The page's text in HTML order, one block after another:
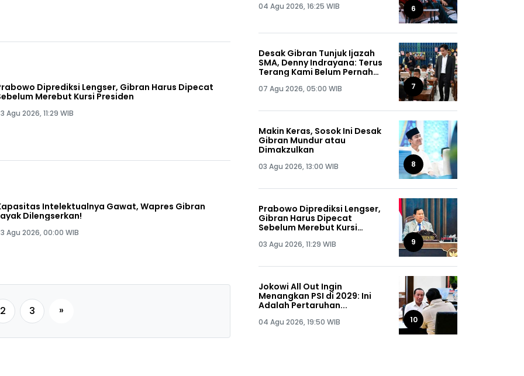
Diprediksi Lengser, Gibran Harus Dipecat
Merebut Kursi Presiden
Agu 2026, 11:29 WIB
Intelektualnya Gawat, Wapres Gibran
Dilengserkan!
Agu 2026, 00:00 WIB
2 3 »
04 Agu 2026, 16:25 WIB 6
Desak Gibran Tunjuk Ijazah
SMA, Denny Indrayana: Terus
Terang Kami Belum Pernah
07 Agu 2026, 05:00 WIB 7
Makin Keras, Sosok Ini Desak
Gibran Mundur atau
Dimakzulkan
03 Agu 2026, 13:00 WIB 8
Prabowo Diprediksi Lengser,
Gibran Harus Dipecat
Sebelum Merebut Kursi
03 Agu 2026, 11:29 WIB 9
Jokowi All Out Ingin
Menangkan PSI di 2029: Ini
Adalah Pertaruhan...
04 Agu 2026, 19:50 WIB 10